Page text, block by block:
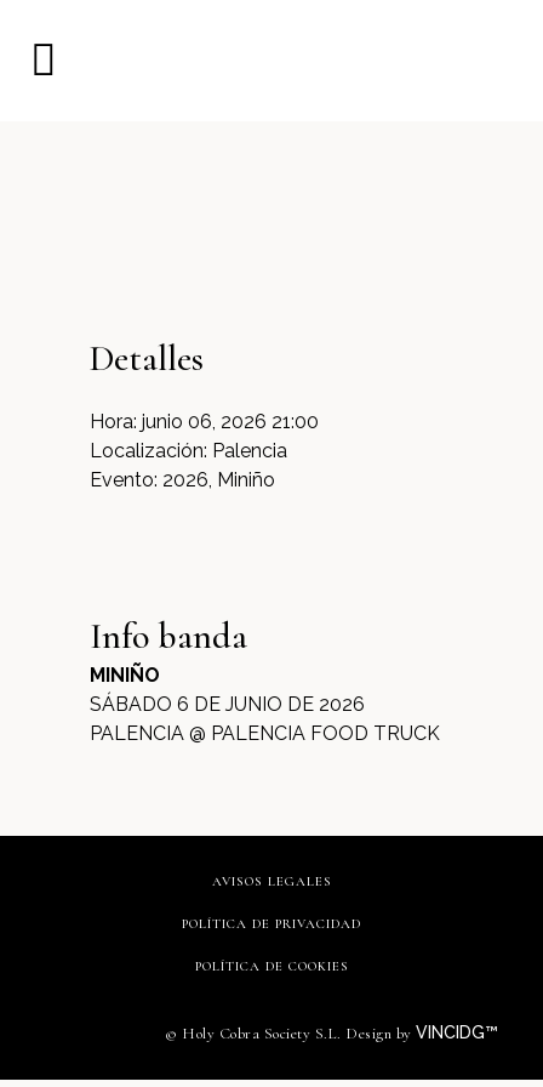
Detalles
Hora: junio 06, 2026 21:00
Localización: Palencia
Evento: 2026, Miniño
Info banda
MINIÑO
SÁBADO 6 DE JUNIO DE 2026
PALENCIA @ PALENCIA FOOD TRUCK
AVISOS LEGALES
POLÍTICA DE PRIVACIDAD
POLÍTICA DE COOKIES
© Holy Cobra Society S.L. Design by VINCIDG™